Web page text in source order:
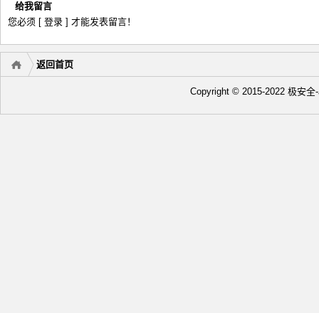
给我留言
您必须 [ 登录 ] 才能发表留言！
返回首页
Copyright © 2015-2022 极安